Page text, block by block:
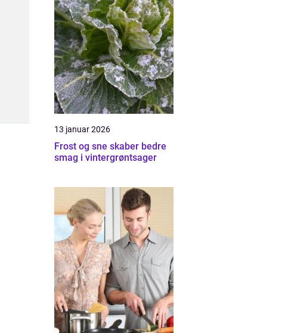
13 januar 2026
Frost og sne skaber bedre
smag i vintergrøntsager